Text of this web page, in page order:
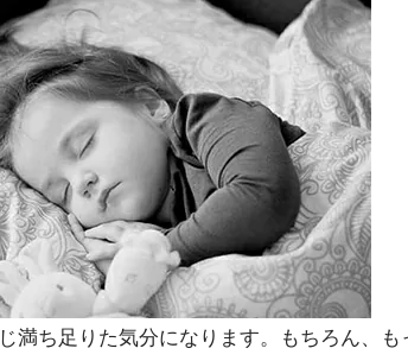
満ち足りた気分になります。もちろん、も